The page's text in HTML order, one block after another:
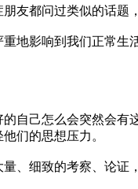
友都问过类似的话题
地影响到我们正常
自己怎么会突然会
们的思想压力。
、细致的考察、论